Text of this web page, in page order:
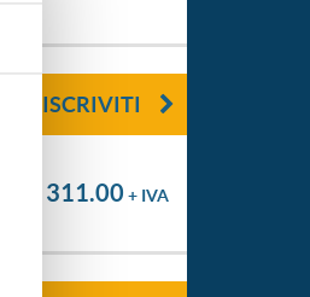
ISCRIVITI
€ 311.00 + IVA